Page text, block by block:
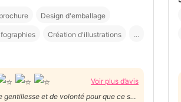
Design d'emballage
Création d'illustrations ...
Voir plus d’avis
gentillesse et de volonté pour que ce soit